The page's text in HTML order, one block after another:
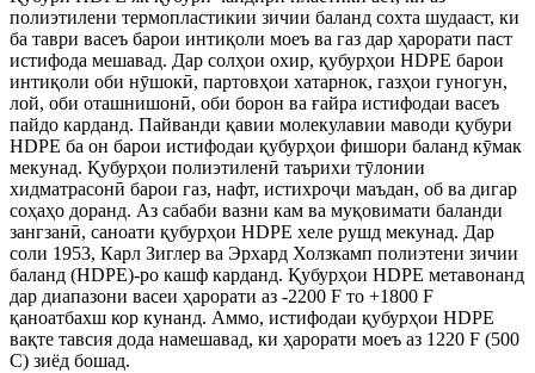
полиэтилени термопластикии зичии баланд сохта шудааст, ки
ба таври васеъ барои интиқоли моеъ ва газ дар ҳарорати паст
истифода мешавад. Дар солҳои охир, қубурҳои HDPE барои
интиқоли оби нӯшокӣ, партовҳои хатарнок, газҳои гуногун,
лой, оби оташнишонӣ, оби борон ва ғайра истифодаи васеъ
пайдо карданд. Пайванди қавии молекулавии маводи қубури
HDPE ба он барои истифодаи қубурҳои фишори баланд кӯмак
мекунад. Қубурҳои полиэтиленӣ таърихи тӯлонии
хидматрасонӣ барои газ, нафт, истихроҷи маъдан, об ва дигар
соҳаҳо доранд. Аз сабаби вазни кам ва муқовимати баланди
зангзанӣ, саноати қубурҳои HDPE хеле рушд мекунад. Дар
соли 1953, Карл Зиглер ва Эрхард Холзкамп полиэтени зичии
баланд (HDPE)-ро кашф карданд. Қубурҳои HDPE метавонанд
дар диапазони васеи ҳарорати аз -2200 F то +1800 F
қаноатбахш кор кунанд. Аммо, истифодаи қубурҳои HDPE
вақте тавсия дода намешавад, ки ҳарорати моеъ аз 1220 F (500
C) зиёд бошад.